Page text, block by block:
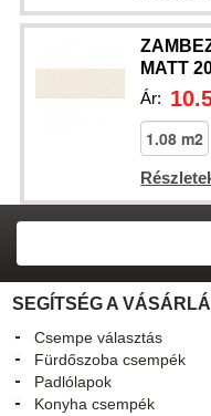
MATT
Ár:
SEGÍTSÉG A
Csempe választás
Fürdőszoba csempék
Padlólapok
Konyha csempék